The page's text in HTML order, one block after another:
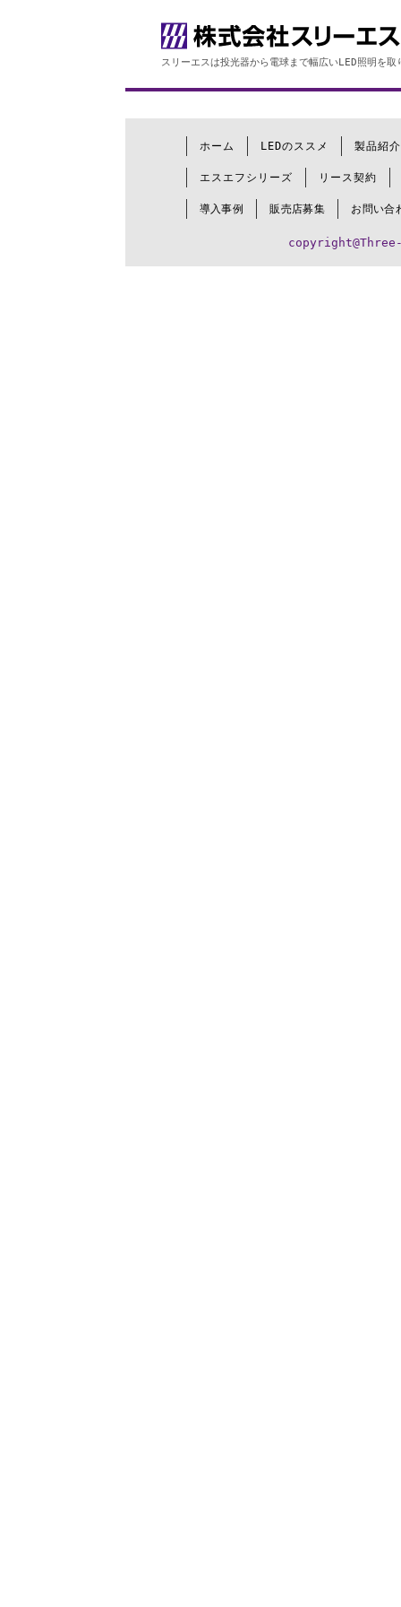
スリーエスは投光器から電球まで幅広いLED照明を取
ホーム LEDのススメ 製品紹介
エスエフシリーズ リース契約
導入事例 販売店募集 お問い合